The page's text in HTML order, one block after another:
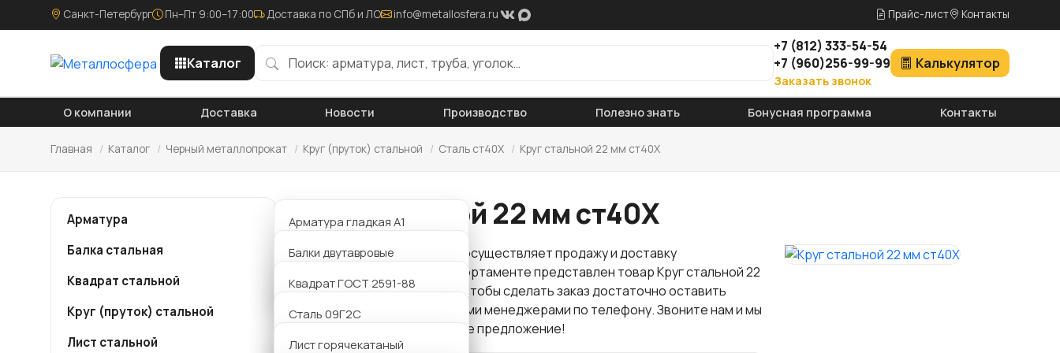
Санкт-Петербург Пн–Пт 9:00–17:00 Доставка по СПб и ЛО info@metallosfera.ru Прайс-лист Контакты
Каталог
+7 (812)333-54-54
+7 (960)256-99-99
Заказать звонок
Калькулятор
О компании Доставка Новости Производство Полезно знать Бонусная программа Контакты
Главная / Каталог / Черный металлопрокат / Круг (пруток) стальной / Сталь ст40Х / Круг стальной 22 мм ст40Х
Арматура
Арматура гладкая А1
Арматура рифленая А3
Арматура АТ800
Балка стальная
Балки двутавровые
Балки Б двутавровые
Балки К двутавровые
Балки Ш двутавровые
Квадрат стальной Квадрат ГОСТ 2591-88
Круг (пруток) стальной
Сталь 09Г2С
Сталь 20
Лист стальной
Лист горячекатаный
Круг стальной 22 мм ст40Х
Компания "Металлосфера" осуществляет продажу и доставку
. В нашем сортаменте представлен товар Круг стальной 22
мм ст40Х по оптовой цене. Чтобы сделать заказ достаточно оставить
заявку или связаться с нашими менеджерами по телефону. Звоните нам и мы
сделаем для Вас интересное предложение!